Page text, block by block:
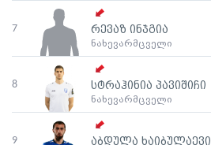
7 რევაზ ინჯგია
ნახევარმცველი
8 სტრაჰინია პავიშიჩი
ნახევარმცველი
9 აბდულა ხაიბულაევი